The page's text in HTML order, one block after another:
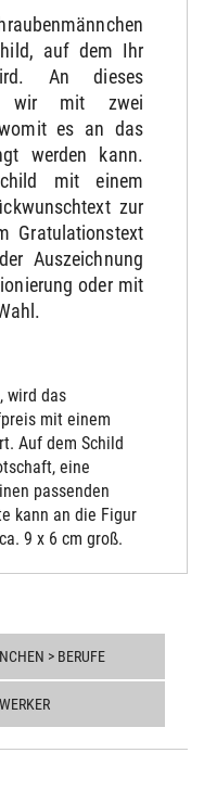
auf dem Ihr
An dieses
wir mit zwei
es an das
werden kann.
mit einem
zur
Gratulationstext
Auszeichnung
oder mit
wird das
mit einem
Auf dem Schild
eine
passenden
kann an die Figur
9 x 6 cm groß.
> BERUFE